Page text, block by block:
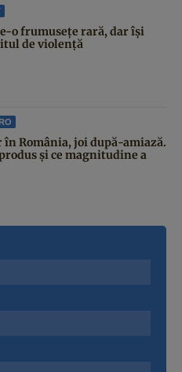
o frumusețe rară, dar își
de violență
în România, joi după-amiază.
și ce magnitudine a